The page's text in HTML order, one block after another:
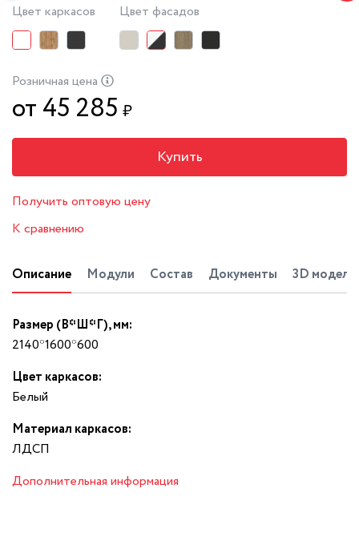
Цвет каркасов Цвет фасадов
Розничная цена
от 45 285 ₽
Купить
Получить оптовую цену
К сравнению
Описание Модули Состав Документы 3D модель
Размер (В*Ш*Г), мм:
2140*1600*600
Цвет каркасов:
Белый
Материал каркасов:
ЛДСП
Дополнительная информация